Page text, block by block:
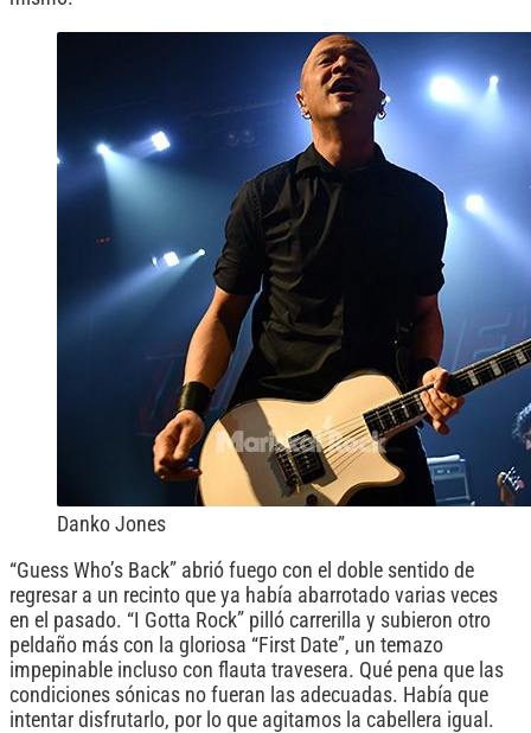
Danko Jones
“Guess Who’s Back” abrió fuego con el doble sentido de
regresar a un recinto que ya había abarrotado varias veces
en el pasado. “I Gotta Rock” pilló carrerilla y subieron otro
peldaño más con la gloriosa “First Date”, un temazo
impepinable incluso con flauta travesera. Qué pena que las
condiciones sónicas no fueran las adecuadas. Había que
intentar disfrutarlo, por lo que agitamos la cabellera igual.